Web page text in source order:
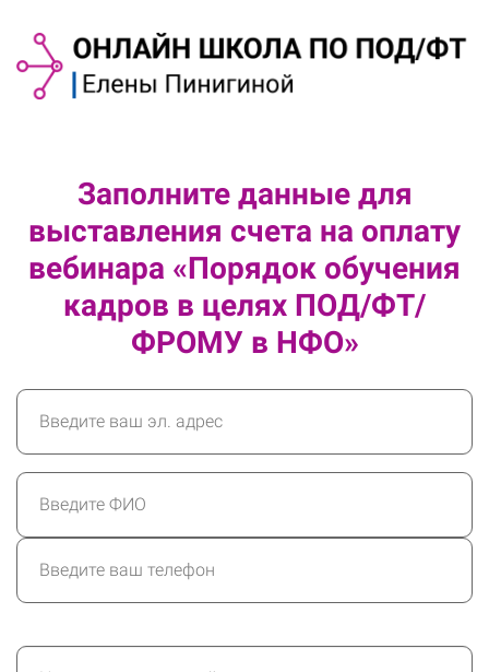
Заполните данные для
выставления счета на оплату
вебинара «Порядок обучения
кадров в целях ПОД/ФТ/
ФРОМУ в НФО»